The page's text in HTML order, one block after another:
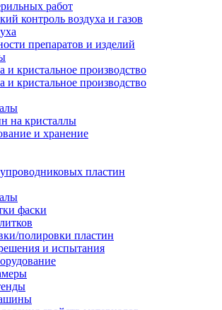
работ
контроль воздуха и газов
препаратов и изделий
и кристальное производство
и кристальное производство
на кристаллы
и хранение
пластин
фаски
полировки пластин
и испытания